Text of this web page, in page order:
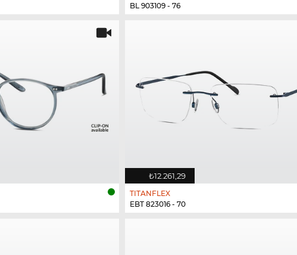
BL 903109 - 76
₺12.261,29
TITANFLEX
EBT 823016 - 70